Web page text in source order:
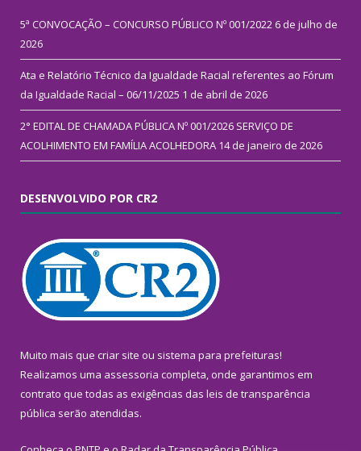
5ª CONVOCAÇÃO – CONCURSO PÚBLICO Nº 001/2022 6 de julho de
2026
Ata e Relatório Técnico da Igualdade Racial referentes ao Fórum
da Igualdade Racial – 06/11/2025 1 de abril de 2026
2° EDITAL DE CHAMADA PÚBLICA Nº 001/2026 SERVIÇO DE
ACOLHIMENTO EM FAMÍLIA ACOLHEDORA 14 de janeiro de 2026
DESENVOLVIDO POR CR2
Muito mais que criar site ou sistema para prefeituras!
Realizamos uma assessoria completa, onde garantimos em
contrato que todas as exigências das leis de transparência
pública serão atendidas.